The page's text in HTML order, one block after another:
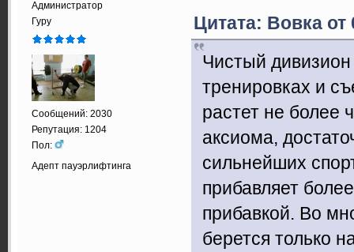
Администратор
Гуру
Сообщений: 2030
Репутация: 1204
Пол:
Адепт пауэрлифтинга
Цитата: Вовка
Чистый дивизион
тренировках и
растет не более
аксиома,
сильнейших
прибавляет
прибавкой. Во
берется только